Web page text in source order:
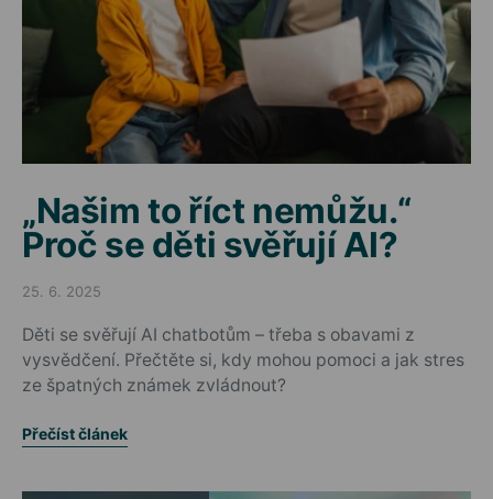
„Našim to říct nemůžu.“
Proč se děti svěřují AI?
Posted on
25. 6. 2025
Děti se svěřují AI chatbotům – třeba s obavami z
vysvědčení. Přečtěte si, kdy mohou pomoci a jak stres
ze špatných známek zvládnout?
Přečíst článek